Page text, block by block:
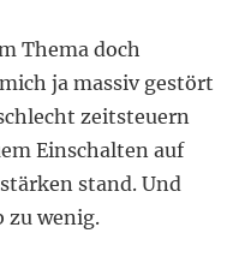
Thema doch
ja massiv gestört
zeitsteuern
Einschalten auf
stand. Und
zu wenig.